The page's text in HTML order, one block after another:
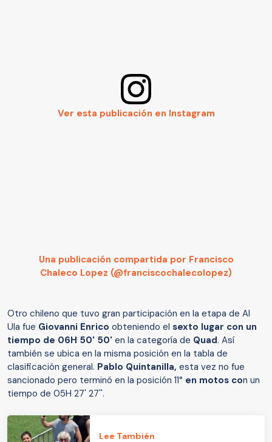
Ver esta publicación en Instagram
Una publicación compartida por Francisco
Chaleco Lopez (@franciscochalecolopez)
Otro chileno que tuvo gran participación en la etapa de Al
Ula fue Giovanni Enrico obteniendo el sexto lugar con un
tiempo de 06H 50' 50' en la categoría de Quad. Así
también se ubica en la misma posición en la tabla de
clasificación general. Pablo Quintanilla, esta vez no fue
sancionado pero terminó en la posición 11° en motos con un
tiempo de 05H 27' 27''.
Lee También